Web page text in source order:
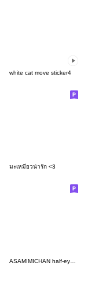
white cat move sticker4
มะเหมียวน่ารัก <3
ASAMIMICHAN half-eye Sticker